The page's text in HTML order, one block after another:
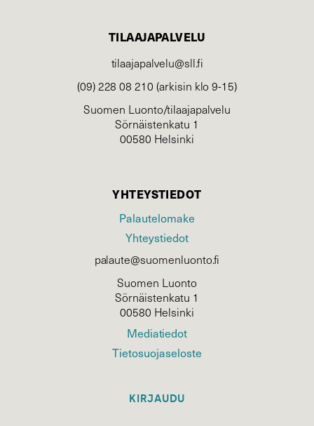
TILAAJAPALVELU
tilaajapalvelu@sll.fi
(09) 228 08 210 (arkisin klo 9-15)
Suomen Luonto/tilaajapalvelu
Sörnäistenkatu 1
00580 Helsinki
YHTEYSTIEDOT
Palautelomake
Yhteystiedot
palaute@suomenluonto.fi
Suomen Luonto
Sörnäistenkatu 1
00580 Helsinki
Mediatiedot
Tietosuojaseloste
KIRJAUDU